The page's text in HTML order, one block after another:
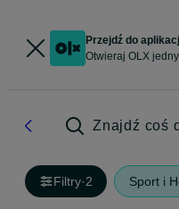
Przejdź do
Otwieraj OLX
Znajdź coś
Filtry·2 Sport i